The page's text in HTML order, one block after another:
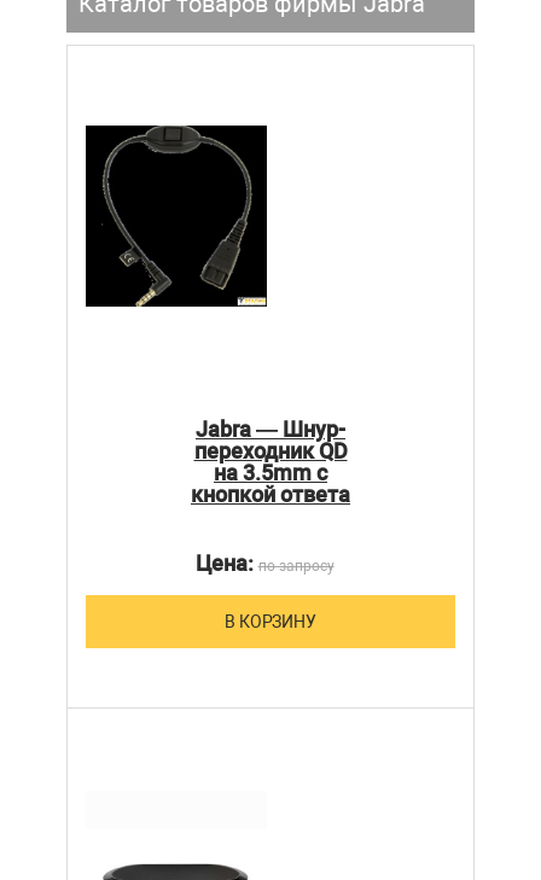
Jabra — Шнур-
переходник QD
на 3.5mm с
кнопкой ответа
Цена:по запросу
В КОРЗИНУ